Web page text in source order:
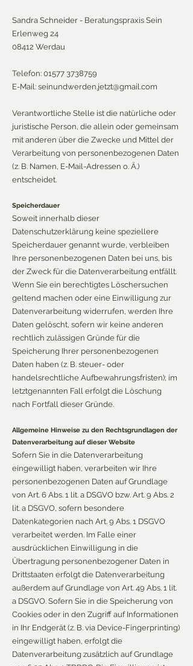
Sandra Schneider - Beratungspraxis Sein
Erlenweg 24
08412 Werdau
Telefon: 01577 3738759
E-Mail: seinundwerden.jetzt@gmail.com
Verantwortliche Stelle ist die natürliche oder
juristische Person, die allein oder gemeinsam
mit anderen über die Zwecke und Mittel der
Verarbeitung von personenbezogenen Daten
(z. B. Namen, E-Mail-Adressen o. Ä.)
entscheidet.
Speicherdauer
Soweit innerhalb dieser
Datenschutzerklärung keine speziellere
Speicherdauer genannt wurde, verbleiben
Ihre personenbezogenen Daten bei uns, bis
der Zweck für die Datenverarbeitung entfällt.
Wenn Sie ein berechtigtes Löschersuchen
geltend machen oder eine Einwilligung zur
Datenverarbeitung widerrufen, werden Ihre
Daten gelöscht, sofern wir keine anderen
rechtlich zulässigen Gründe für die
Speicherung Ihrer personenbezogenen
Daten haben (z. B. steuer- oder
handelsrechtliche Aufbewahrungsfristen); im
letztgenannten Fall erfolgt die Löschung
nach Fortfall dieser Gründe.
Allgemeine Hinweise zu den Rechtsgrundlagen der
Datenverarbeitung auf dieser Website
Sofern Sie in die Datenverarbeitung
eingewilligt haben, verarbeiten wir Ihre
personenbezogenen Daten auf Grundlage
von Art. 6 Abs. 1 lit. a DSGVO bzw. Art. 9 Abs. 2
lit. a DSGVO, sofern besondere
Datenkategorien nach Art. 9 Abs. 1 DSGVO
verarbeitet werden. Im Falle einer
ausdrücklichen Einwilligung in die
Übertragung personenbezogener Daten in
Drittstaaten erfolgt die Datenverarbeitung
außerdem auf Grundlage von Art. 49 Abs. 1 lit.
a DSGVO. Sofern Sie in die Speicherung von
Cookies oder in den Zugriff auf Informationen
in Ihr Endgerät (z. B. via Device-Fingerprinting)
eingewilligt haben, erfolgt die
Datenverarbeitung zusätzlich auf Grundlage